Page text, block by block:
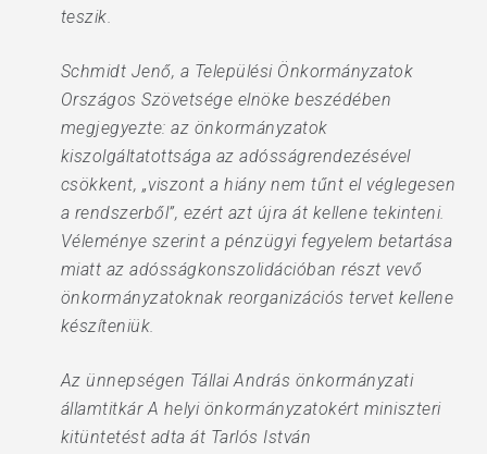
teszik.
Schmidt Jenő, a Települési Önkormányzatok
Országos Szövetsége elnöke beszédében
megjegyezte: az önkormányzatok
kiszolgáltatottsága az adósságrendezésével
csökkent, „viszont a hiány nem tűnt el véglegesen
a rendszerből”, ezért azt újra át kellene tekinteni.
Véleménye szerint a pénzügyi fegyelem betartása
miatt az adósságkonszolidációban részt vevő
önkormányzatoknak reorganizációs tervet kellene
készíteniük.
Az ünnepségen Tállai András önkormányzati
államtitkár A helyi önkormányzatokért miniszteri
kitüntetést adta át Tarlós István